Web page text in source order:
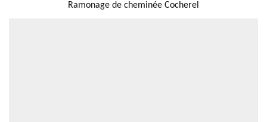
Ramonage de cheminée Cocherel